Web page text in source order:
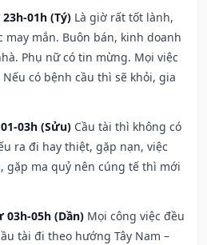
01h (Tý) Là giờ rất tốt lành,
mắn. Buôn bán, kinh doanh
Phụ nữ có tin mừng. Mọi việc
có bệnh cầu thì sẽ khỏi, gia
03h (Sửu) Cầu tài thì không có
ra đi hay thiệt, gặp nạn, việc
gặp ma quỷ nên cúng tế thì mới
03h-05h (Dần) Mọi công việc đều
tài đi theo hướng Tây Nam –